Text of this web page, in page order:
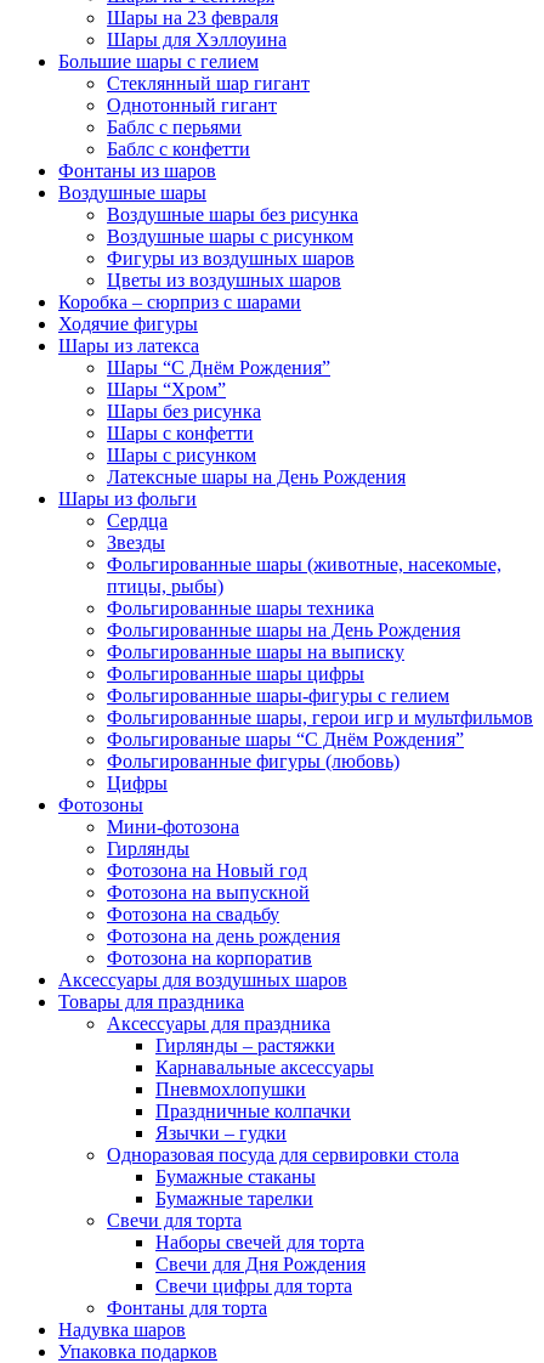
Шары на 23 февраля
Шары для Хэллоуина
Большие шары с гелием
Стеклянный шар гигант
Однотонный гигант
Баблс с перьями
Баблс с конфетти
Фонтаны из шаров
Воздушные шары
Воздушные шары без рисунка
Воздушные шары с рисунком
Фигуры из воздушных шаров
Цветы из воздушных шаров
Коробка – сюрприз с шарами
Ходячие фигуры
Шары из латекса
Шары “С Днём Рождения”
Шары “Хром”
Шары без рисунка
Шары с конфетти
Шары с рисунком
Латексные шары на День Рождения
Шары из фольги
Сердца
Звезды
Фольгированные шары (животные, насекомые,
птицы, рыбы)
Фольгированные шары техника
Фольгированные шары на День Рождения
Фольгированные шары на выписку
Фольгированные шары цифры
Фольгированные шары-фигуры с гелием
Фольгированные шары, герои игр и мультфильмов
Фольгированые шары “С Днём Рождения”
Фольгированные фигуры (любовь)
Цифры
Фотозоны
Мини-фотозона
Гирлянды
Фотозона на Новый год
Фотозона на выпускной
Фотозона на свадьбу
Фотозона на день рождения
Фотозона на корпоратив
Аксессуары для воздушных шаров
Товары для праздника
Аксессуары для праздника
Гирлянды – растяжки
Карнавальные аксессуары
Пневмохлопушки
Праздничные колпачки
Язычки – гудки
Одноразовая посуда для сервировки стола
Бумажные стаканы
Бумажные тарелки
Свечи для торта
Наборы свечей для торта
Свечи для Дня Рождения
Свечи цифры для торта
Фонтаны для торта
Надувка шаров
Упаковка подарков